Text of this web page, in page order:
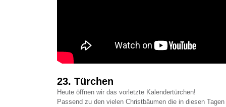
23. Türchen
Heute öffnen wir das vorletzte Kalendertürchen!
Passend zu den vielen Christbäumen die in diesen